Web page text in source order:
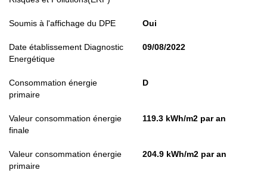
Soumis à l'affichage du DPE Oui
Date établissement Diagnostic
Energétique
09/08/2022
Consommation énergie
primaire
D
Valeur consommation énergie
finale
119.3 kWh/m2 par an
Valeur consommation énergie
primaire
204.9 kWh/m2 par an